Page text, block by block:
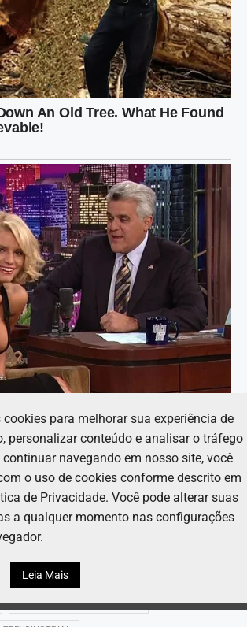
LECLERC
BRITISH GP WIN COULD TRANSFORM F1 TITLE
1 JUAN PABLO MONTOYA
SAYS JUAN PABLO MONTOYA
para melhorar sua experiência de
personalizar conteúdo e analisar o tráfego
continuar navegando em nosso site, você
o uso de cookies conforme descrito em
de Privacidade. Você pode alterar suas
a qualquer momento nas configurações
Leia Mais